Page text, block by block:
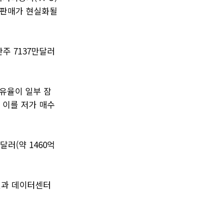
매가 현실화될
7137만달러
율이 일부 잠
를 저가 매수
러(약 1460억
데이터센터